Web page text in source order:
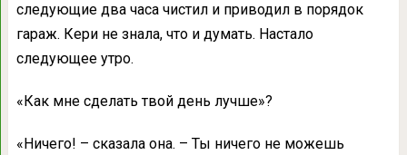
следующие два часа чистил и приводил в порядок
гараж. Кери не знала, что и думать. Настало
следующее утро.
«Как мне сделать твой день лучше»?
«Ничего! – сказала она. – Ты ничего не можешь